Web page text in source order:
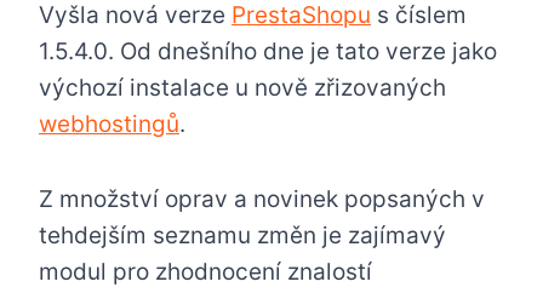
Vyšla nová verze PrestaShopu s číslem
1.5.4.0. Od dnešního dne je tato verze jako
výchozí instalace u nově zřizovaných
webhostingů.
Z množství oprav a novinek popsaných v
tehdejším seznamu změn je zajímavý
modul pro zhodnocení znalostí